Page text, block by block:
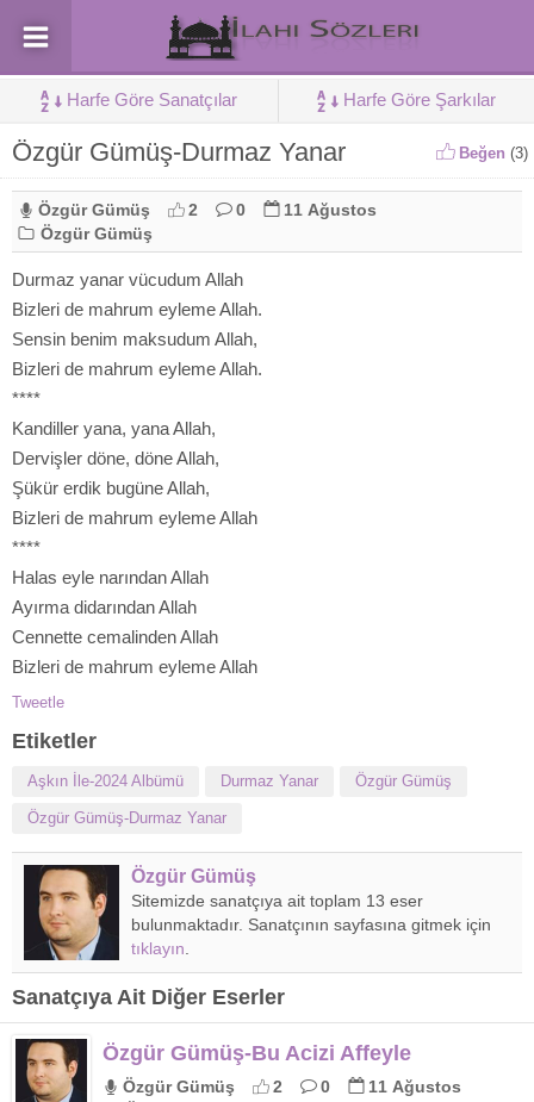
Harfe Göre Sanatçılar Harfe Göre Şarkılar
Özgür Gümüş-Durmaz Yanar Beğen (3)
Özgür Gümüş 2 0
11 Ağustos
Özgür Gümüş
Durmaz yanar vücudum Allah
Bizleri de mahrum eyleme Allah.
Sensin benim maksudum Allah,
Bizleri de mahrum eyleme Allah.
****
Kandiller yana, yana Allah,
Dervişler döne, döne Allah,
Şükür erdik bugüne Allah,
Bizleri de mahrum eyleme Allah
****
Halas eyle narından Allah
Ayırma didarından Allah
Cennette cemalinden Allah
Bizleri de mahrum eyleme Allah
Tweetle
Etiketler
Aşkın İle-2024 Albümü Durmaz Yanar Özgür Gümüş
Özgür Gümüş-Durmaz Yanar
Özgür Gümüş
Sitemizde sanatçıya ait toplam 13 eser
bulunmaktadır. Sanatçının sayfasına gitmek için
tıklayın
Sanatçıya Ait Diğer Eserler
Özgür Gümüş-Bu Acizi Affeyle
Özgür Gümüş 2 0
11 Ağustos